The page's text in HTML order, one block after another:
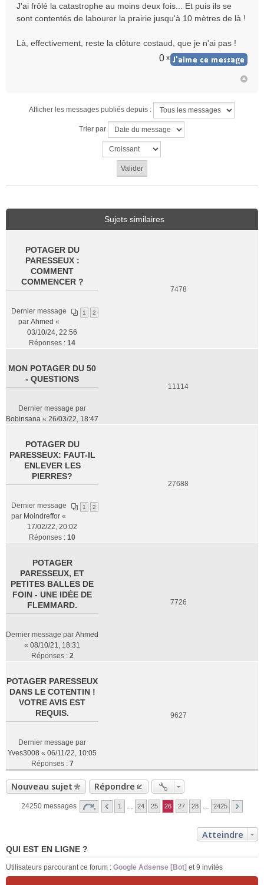
J'ai frôlé la catastrophe au moins deux fois... Et puis ils se
sont contentés de labourer la prairie jusqu'à 10 mètres de là !
Là, effectivement, reste la clôture costaud, que je n'ai pas !
0 x
Afficher les messages publiés depuis :
Trier par
Sujets similaires
POTAGER DU
PARESSEUX :
COMMENT
COMMENCER ?
1 2
Dernier message
par Ahmed «
03/10/24, 22:56
Réponses : 14
7478
MON POTAGER DU 50
- QUESTIONS
Dernier message par
Bobinsana « 26/03/22, 18:47
11114
POTAGER DU
PARESSEUX: FAUT-IL
ENLEVER LES
PIERRES?
1 2
Dernier message
par Moindreffor «
17/02/22, 20:02
Réponses : 10
27688
POTAGER
PARESSEUX, ET
PETITES BALLES DE
FOIN - UNE IDÉE DE
FLEMMARD.
Dernier message par Ahmed
« 08/10/21, 18:31
Réponses : 2
7726
POTAGER PARESSEUX
DANS LE COTENTIN !
VOTRE AVIS EST
REQUIS.
Dernier message par
Yves3008 « 06/11/22, 10:05
Réponses : 7
9627
Nouveau sujet Répondre
24250 messages 1 24 25 26 27 28 2425
Atteindre
QUI EST EN LIGNE ?
Utilisateurs parcourant ce forum : Google Adsense [Bot] et 9 invités